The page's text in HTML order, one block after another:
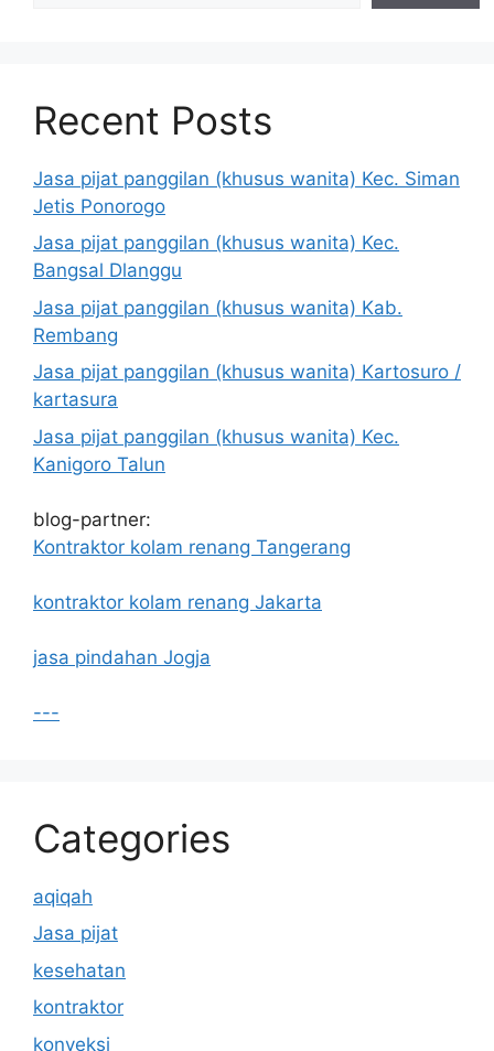
Recent Posts
Jasa pijat panggilan (khusus wanita) Kec. Siman
Jetis Ponorogo
Jasa pijat panggilan (khusus wanita) Kec.
Bangsal Dlanggu
Jasa pijat panggilan (khusus wanita) Kab.
Rembang
Jasa pijat panggilan (khusus wanita) Kartosuro /
kartasura
Jasa pijat panggilan (khusus wanita) Kec.
Kanigoro Talun
blog-partner:
Kontraktor kolam renang Tangerang
kontraktor kolam renang Jakarta
jasa pindahan Jogja
---
Categories
aqiqah
Jasa pijat
kesehatan
kontraktor
konveksi